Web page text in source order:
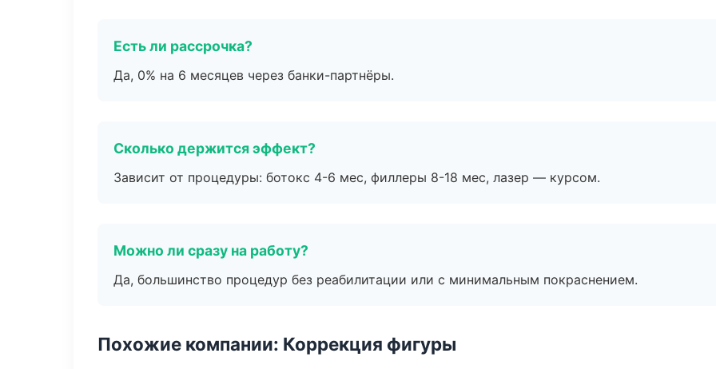
Есть ли рассрочка?
Да, 0% на 6 месяцев через банки-партнёры.
Сколько держится эффект?
Зависит от процедуры: ботокс 4-6 мес, филлеры 8-18 мес, лазер — курсом.
Можно ли сразу на работу?
Да, большинство процедур без реабилитации или с минимальным покраснением.
Похожие компании: Коррекция фигуры